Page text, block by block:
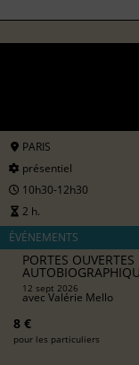
PARIS
présentiel
10h30-12h30
2 h.
ÉVÉNEMENTS
PORTES
12 sept 2026
avecValérie Mello
8 €
pour les particuliers